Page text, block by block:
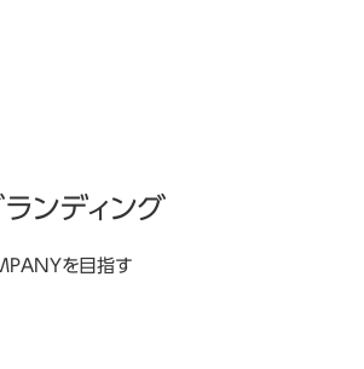
ランディング
を目指す